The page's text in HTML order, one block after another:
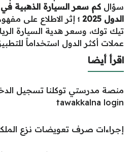
سؤال كم سعر السيارة الذهبية
الدول 2025 ؛
إثر الاطلاع على
تيك توك، وسعر هدية السيارة
عملات أكثر الدول استخداماً
اقرأ أيضا
tawakkalna login
إجراءات صرف تعويضات نزع